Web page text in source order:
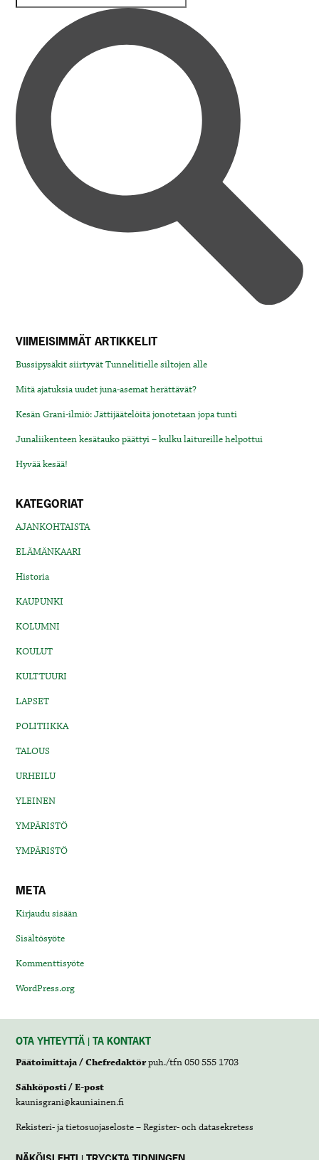
VIIMEISIMMÄT ARTIKKELIT
Bussipysäkit siirtyvät Tunnelitielle siltojen alle
Mitä ajatuksia uudet juna-asemat herättävät?
Kesän Grani-ilmiö: Jättijäätelöitä jonotetaan jopa tunti
Junaliikenteen kesätauko päättyi – kulku laitureille helpottui
Hyvää kesää!
KATEGORIAT
AJANKOHTAISTA
ELÄMÄNKAARI
Historia
KAUPUNKI
KOLUMNI
KOULUT
KULTTUURI
LAPSET
POLITIIKKA
TALOUS
URHEILU
YLEINEN
YMPÄRISTÖ
YMPÄRISTÖ
META
Kirjaudu sisään
Sisältösyöte
Kommenttisyöte
WordPress.org
OTA YHTEYTTÄ | TA KONTAKT
Päätoimittaja / Chefredaktörpuh./tfn 050 555 1703
Sähköposti / E-post
kaunisgrani@kauniainen.fi
Rekisteri- ja tietosuojaseloste – Register- och datasekretess